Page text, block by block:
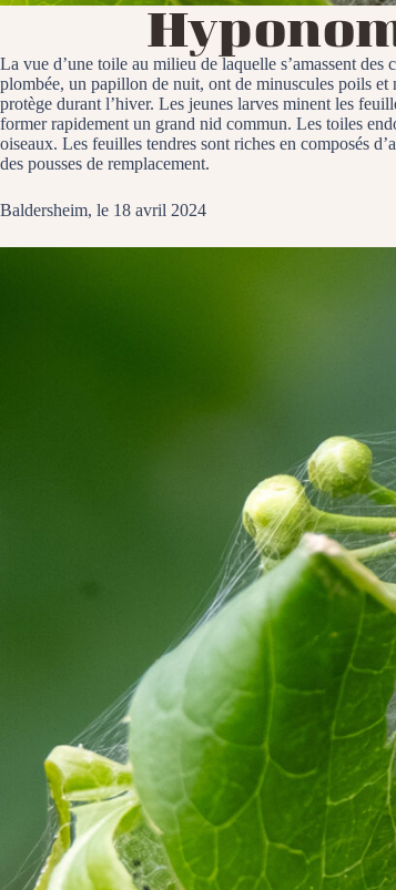
La vue d’une toile au milieu de laquelle s’amassent des
plombée, un papillon de nuit, ont de minuscules poils et
protège durant l’hiver. Les jeunes larves minent les
former rapidement un grand nid commun. Les toiles
oiseaux. Les feuilles tendres sont riches en composés
des pousses de remplacement.
Baldersheim, le 18 avril 2024